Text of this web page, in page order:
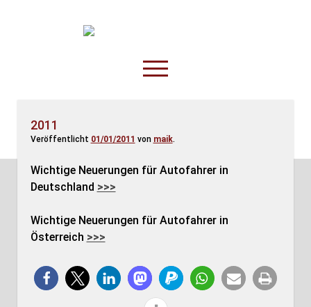
TruckOnline.de
open
menu
Anderswo
Spesenliste
2011
Veröffentlicht 01/01/2011 von maik.
Wichtige Neuerungen für Autofahrer in
Deutschland >>>
Wichtige Neuerungen für Autofahrer in
Österreich >>>